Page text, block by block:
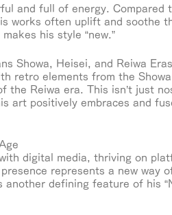
and full of energy.
works often uplift and soothe
his style “new.”
Showa, Heisei, and Reiwa Eras
retro elements from the
the Reiwa era. This isn’t just
art positively embraces and
digital media, thriving on
represents a new
another defining feature of his